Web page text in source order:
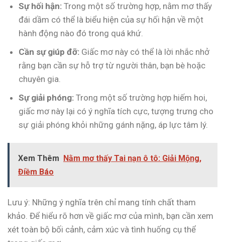
Sự hối hận: Trong một số trường hợp, nằm mơ thấy
đái dầm có thể là biểu hiện của sự hối hận về một
hành động nào đó trong quá khứ.
Cần sự giúp đỡ: Giấc mơ này có thể là lời nhắc nhở
rằng bạn cần sự hỗ trợ từ người thân, bạn bè hoặc
chuyên gia.
Sự giải phóng: Trong một số trường hợp hiếm hoi,
giấc mơ này lại có ý nghĩa tích cực, tượng trưng cho
sự giải phóng khỏi những gánh nặng, áp lực tâm lý.
Xem Thêm Nằm mơ thấy Tai nạn ô tô: Giải Mộng,
Điềm Báo
Lưu ý: Những ý nghĩa trên chỉ mang tính chất tham
khảo. Để hiểu rõ hơn về giấc mơ của mình, bạn cần xem
xét toàn bộ bối cảnh, cảm xúc và tình huống cụ thể